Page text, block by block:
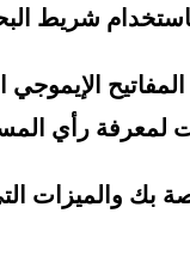
لمعرفة رأي
بك والميزات